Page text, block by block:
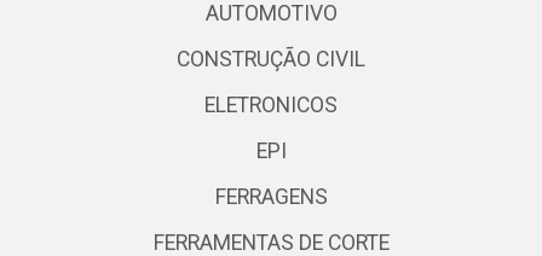
AUTOMOTIVO
CONSTRUÇÃO CIVIL
ELETRONICOS
EPI
FERRAGENS
FERRAMENTAS DE CORTE